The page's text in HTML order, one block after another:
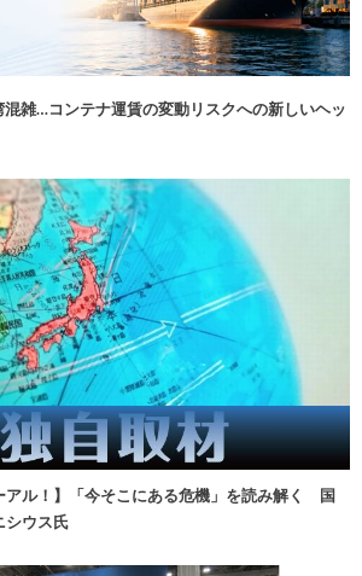
混雑…コンテナ運賃の変動リスクへの新しいヘッ
アル！】「今そこにある危機」を読み解く 国
シウス氏